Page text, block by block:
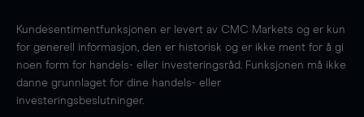
Kundesentimentfunksjonen er levert av CMC Markets og er kun
for generell informasjon, den er historisk og er ikke ment for å gi
noen form for handels- eller investeringsråd. Funksjonen må ikke
danne grunnlaget for dine handels- eller
investeringsbeslutninger.